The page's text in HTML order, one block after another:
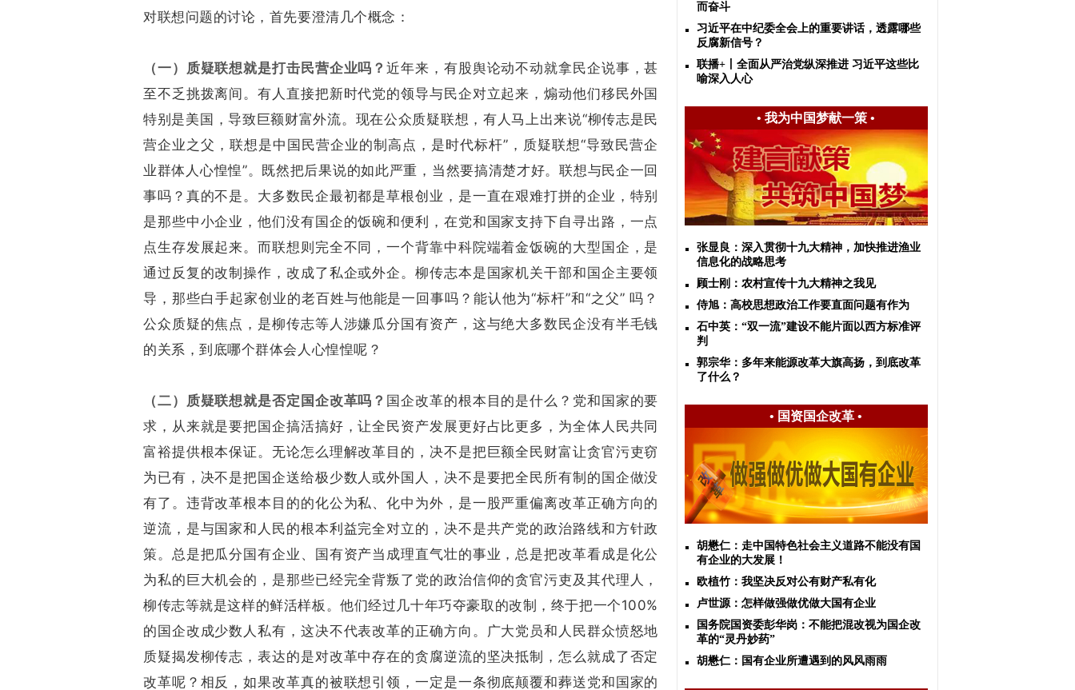
对联想问题的讨论，首先要澄清几个概念：
（一）质疑联想就是打击民营企业吗？近年来，有股舆论动不动就拿民企说事，甚
至不乏挑拨离间。有人直接把新时代党的领导与民企对立起来，煽动他们移民外国
特别是美国，导致巨额财富外流。现在公众质疑联想，有人马上出来说“柳传志是民
营企业之父，联想是中国民营企业的制高点，是时代标杆”，质疑联想“导致民营企
业群体人心惶惶”。既然把后果说的如此严重，当然要搞清楚才好。联想与民企一回
事吗？真的不是。大多数民企最初都是草根创业，是一直在艰难打拼的企业，特别
是那些中小企业，他们没有国企的饭碗和便利，在党和国家支持下自寻出路，一点
点生存发展起来。而联想则完全不同，一个背靠中科院端着金饭碗的大型国企，是
通过反复的改制操作，改成了私企或外企。柳传志本是国家机关干部和国企主要领
导，那些白手起家创业的老百姓与他能是一回事吗？能认他为“标杆”和“之父” 吗？
公众质疑的焦点，是柳传志等人涉嫌瓜分国有资产，这与绝大多数民企没有半毛钱
的关系，到底哪个群体会人心惶惶呢？
（二）质疑联想就是否定国企改革吗？ 国企改革的根本目的是什么？党和国家的要
求，从来就是要把国企搞活搞好，让全民资产发展更好占比更多，为全体人民共同
富裕提供根本保证。无论怎么理解改革目的，决不是把巨额全民财富让贪官污吏窃
为已有，决不是把国企送给极少数人或外国人，决不是要把全民所有制的国企做没
有了。违背改革根本目的的化公为私、化中为外，是一股严重偏离改革正确方向的
逆流，是与国家和人民的根本利益完全对立的，决不是共产党的政治路线和方针政
策。总是把瓜分国有企业、国有资产当成理直气壮的事业，总是把改革看成是化公
为私的巨大机会的，是那些已经完全背叛了党的政治信仰的贪官污吏及其代理人，
柳传志等就是这样的鲜活样板。他们经过几十年巧夺豪取的改制，终于把一个100%
的国企改成少数人私有，这决不代表改革的正确方向。广大党员和人民群众愤怒地
质疑揭发柳传志，表达的是对改革中存在的贪腐逆流的坚决抵制，怎么就成了否定
改革呢？相反，如果改革真的被联想引领，一定是一条彻底颠覆和葬送党和国家的
而奋斗
习近平在中纪委全会上的重要讲话，透露哪些
反腐新信号？
联播+丨全面从严治党纵深推进 习近平这些比
喻深入人心
• 我为中国梦献一策•
张显良：深入贯彻十九大精神，加快推进渔业
信息化的战略思考
顾士刚：农村宣传十九大精神之我见
侍旭：高校思想政治工作要直面问题有作为
石中英：“双一流”建设不能片面以西方标准评
判
郭宗华：多年来能源改革大旗高扬，到底改革
了什么？
• 国资国企改革•
胡懋仁：走中国特色社会主义道路不能没有国
有企业的大发展！
欧植竹：我坚决反对公有财产私有化
卢世源：怎样做强做优做大国有企业
国务院国资委彭华岗：不能把混改视为国企改
革的“灵丹妙药”
胡懋仁：国有企业所遭遇到的风风雨雨